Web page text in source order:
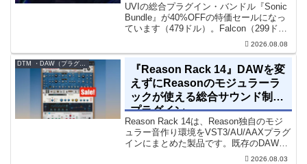
UVIの総合プラグイン・バンドル『Sonic
Bundle』が40%OFFの特価セールになっ
ています（479ドル）。Falcon（299ド
ル）も入っています。UVI Sonic Bundle
Sale - 40% OFF＊セール終了予定日：...
2026.08.08
DTM ・DAW（プラグイン、シンセなど）のセール情報
『Reason Rack 14』DAWを変
えずにReasonのモジュラーラ
ックが使える総合サウンド制作
プラグイン
Reason Rack 14は、Reason独自のモジ
ュラー音作り環境をVST3/AU/AAXプラグ
インにまとめた製品です。既存のDAWを
乗り換えることなく、68種類のシンセや
2026.08.03